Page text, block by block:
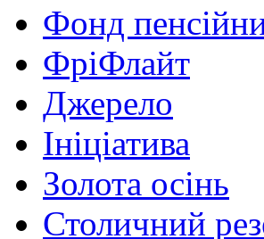
Фонд
ФріФлайт
Джерело
Ініціатива
Золота осінь
Столичний